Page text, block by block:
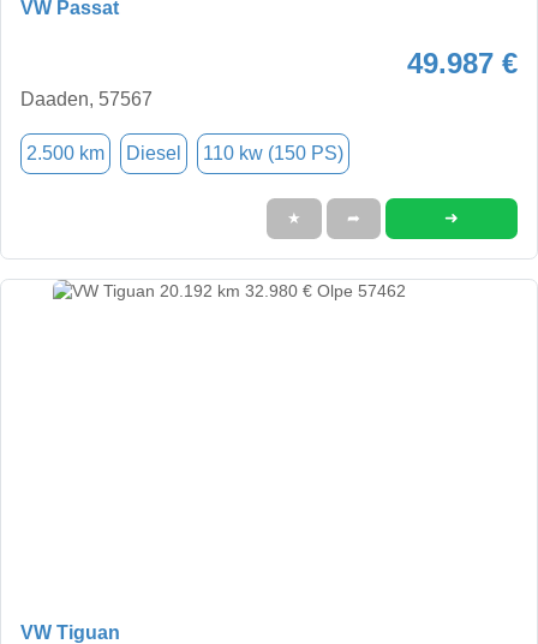
VW Passat
49.987 €
Daaden, 57567
2.500 km Diesel 110 kw (150 PS)
★ ➦ ➜
VW Tiguan